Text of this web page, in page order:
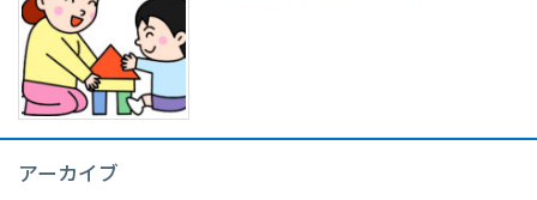
アーカイブ